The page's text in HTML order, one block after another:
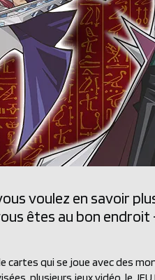
voulez en savoir
êtes au bon
cartes qui se joue avec des